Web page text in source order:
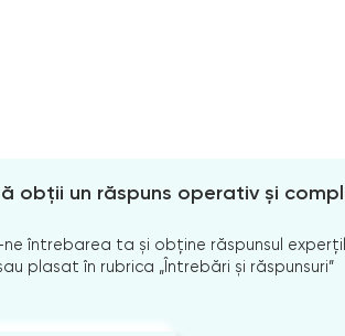
obții un răspuns operativ și
ne întrebarea ta și obține răspunsul
plasat în rubrica „Întrebări și răspunsuri”